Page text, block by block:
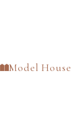
Model House